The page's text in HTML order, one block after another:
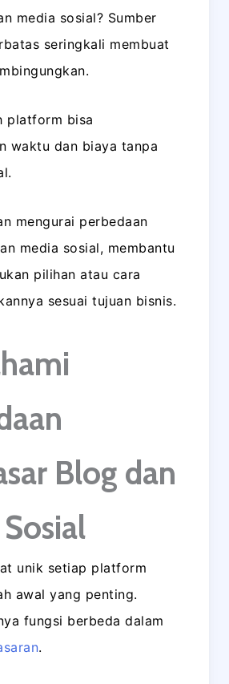
media sosial? Sumber
seringkali membuat
platform bisa
waktu dan biaya tanpa
mengurai perbedaan
media sosial, membantu
pilihan atau cara
sesuai tujuan bisnis.
Blog dan
unik setiap platform
awal yang penting.
fungsi berbeda dalam
.